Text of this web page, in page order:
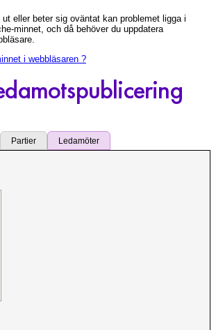
eller beter sig oväntat kan problemet ligga i
minnet, och då behöver du uppdatera
i webbläsaren ?
Partier Ledamöter